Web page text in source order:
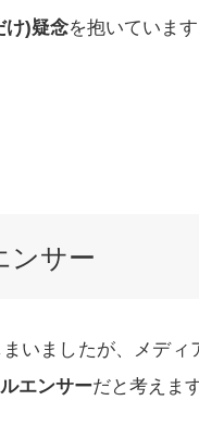
け)疑念を抱いています
ンサー
いましたが、メディ
エンサーだと考えます